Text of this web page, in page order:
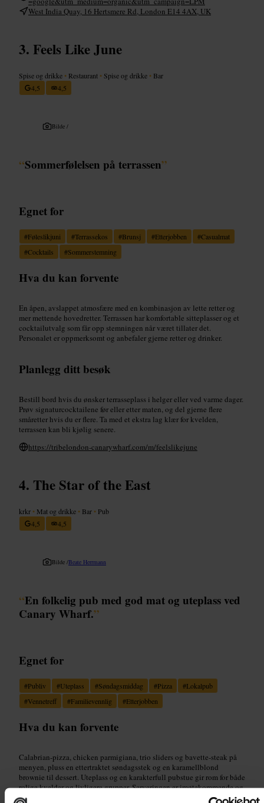
West India Quay, 16 Hertsmere Rd, London E14 4AX, UK
Feels Like June
Spise og drikke • Restaurant • Spise og drikke • Bar
4,5
4,5
Bilde /
“Sommerfølelsen på terrassen”
Egnet for
#Føleslikjuni #Terrassekos #Brunsj #Etterjobben #Casualmat
#Cocktails #Sommerstemning
Hva du kan forvente
En åpen, avslappet atmosfære med en kombinasjon av lette retter og
mer mettende hovedretter. Terrassen har komfortable sitteplasser og et
cocktailutvalg som får opp stemningen når været tillater det.
Personalet er oppmerksomt og anbefaler gjerne retter og drinker.
Planlegg ditt besøk
Bestill bord hvis du ønsker terrasseplass i helger eller ved varme dager.
Prøv signaturcocktailene før eller etter maten, og del gjerne flere
småretter hvis du er flere. Ta med et ekstra lag klær for kvelden,
terrassen kan bli kjølig senere.
https://tribelondon-canarywharf.com/m/feelslikejune
The Star of the East
krkr • Mat og drikke • Bar • Pub
4,5
4,5
Bilde /Beate Herrmann
“En folkelig pub med god mat og uteplass ved
Canary Wharf.”
Egnet for
#Publiv #Uteplass #Søndagsmiddag #Pizza #Lokalpub
#Vennetreff #Familievennlig #Etterjobben
Hva du kan forvente
Calabrian-pizza, chicken parmigiana, trio sliders og bavette-steak på
menyen, pluss en ettertraktet søndagsstek og en karamellblond
brownie til dessert. Uteplass og en karakterfull pubstue gir rom for både
rolige kvelder og livligere grupper. Serveringen er imøtekommende og
oppmerksom uten å være påtrengende.